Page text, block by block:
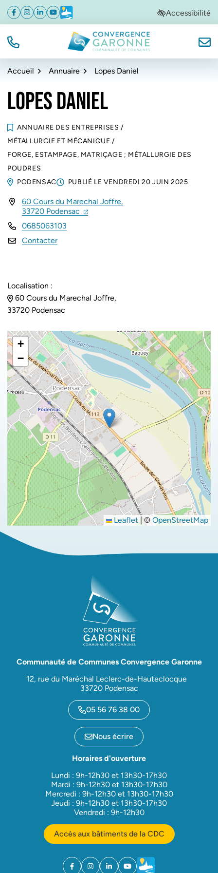
Aller
navigation
Aller
au
Aller
au
de
Facebook
(ouverture dans un nouvel onglet)
Instagram
(ouverture dans un nouvel onglet)
Linkedin
(ouverture dans un nouvel onglet)
YouTube
(ouverture dans un nouvel onglet)
Météo
(ouverture dans un nouvel onglet)Accessibilité
TÉL. Convergence Garonne
Accueil Annuaire Lopes Daniel
LOPES DANIEL
ANNUAIRE DES ENTREPRISES /
MÉTALLURGIE ET MÉCANIQUE /
FORGE, ESTAMPAGE, MATRIÇAGE ; MÉTALLURGIE DES
POUDRES
PODENSAC
PUBLIÉ LE VENDREDI 20 JUIN 2025
INFOS UTILES
60 Cours du Marechal Joffre,
33720 Podensac (ouverture dans un nouvel onglet)
(ouverture dans un nouvel onglet)
0685063103
Contacter
Localisation :
60 Cours du Marechal Joffre,
33720 Podensac
+
−
Leaflet | © OpenStreetMap
Communauté de Communes Convergence Garonne
12, rue du Maréchal Leclerc-de-Hauteclocque
33720 Podensac
05 56 76 38 00
Nous écrire
Horaires d'ouverture
Lundi : 9h-12h30 et 13h30-17h30
Mardi : 9h-12h30 et 13h30-17h30
Mercredi : 9h-12h30 et 13h30-17h30
Jeudi : 9h-12h30 et 13h30-17h30
Vendredi : 9h-12h30
Accès aux bâtiments de la CDC
Facebook
(ouverture dans un nouvel onglet)
Instagram
(ouverture dans un nouvel onglet)
Linkedin
(ouverture dans un nouvel onglet)
YouTube
(ouverture dans un nouvel
Météo
(ouverture dans un